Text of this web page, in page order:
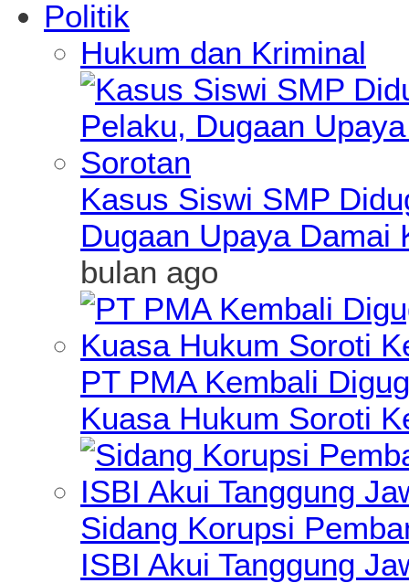
Politik
Hukum dan Kriminal
Kasus Siswi SMP
Dugaan Upaya Damai
bulan ago
PT PMA Kembali
Kuasa Hukum Soroti
Sidang Korupsi
ISBI Akui Tanggung